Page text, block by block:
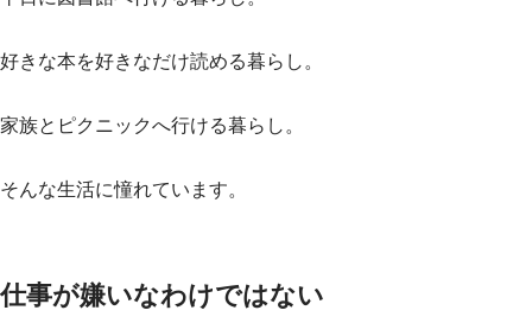
好きな本を好きなだけ読める暮らし。
家族とピクニックへ行ける暮らし。
そんな生活に憧れています。
仕事が嫌いなわけではない